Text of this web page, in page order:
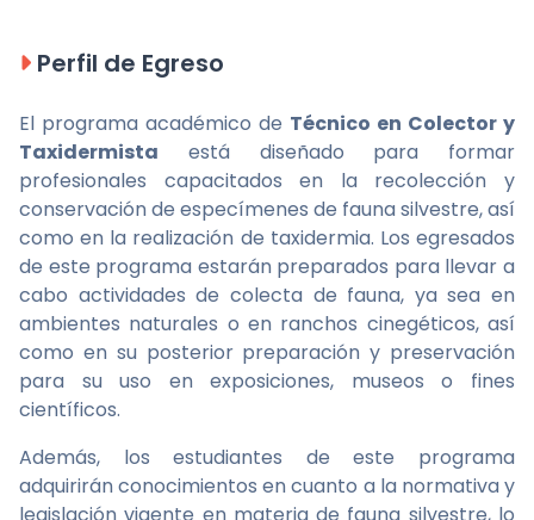
Perfil de Egreso
El programa académico de Técnico en Colector y
Taxidermista está diseñado para formar
profesionales capacitados en la recolección y
conservación de especímenes de fauna silvestre, así
como en la realización de taxidermia. Los egresados
de este programa estarán preparados para llevar a
cabo actividades de colecta de fauna, ya sea en
ambientes naturales o en ranchos cinegéticos, así
como en su posterior preparación y preservación
para su uso en exposiciones, museos o fines
científicos.
Además, los estudiantes de este programa
adquirirán conocimientos en cuanto a la normativa y